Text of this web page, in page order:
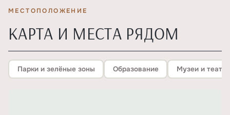
МЕСТОПОЛОЖЕНИЕ
КАРТА И МЕСТА РЯДОМ
Парки и зелёные зоны Образование Музеи и